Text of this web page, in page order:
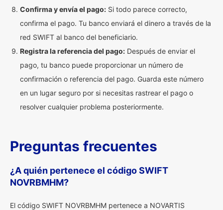
Confirma y envía el pago: Si todo parece correcto,
confirma el pago. Tu banco enviará el dinero a través de la
red SWIFT al banco del beneficiario.
Registra la referencia del pago: Después de enviar el
pago, tu banco puede proporcionar un número de
confirmación o referencia del pago. Guarda este número
en un lugar seguro por si necesitas rastrear el pago o
resolver cualquier problema posteriormente.
Preguntas frecuentes
¿A quién pertenece el código SWIFT
NOVRBMHM?
El código SWIFT NOVRBMHM pertenece a NOVARTIS